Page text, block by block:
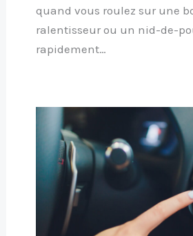
quand vous roulez sur une
ralentisseur ou un nid-de-
rapidement…